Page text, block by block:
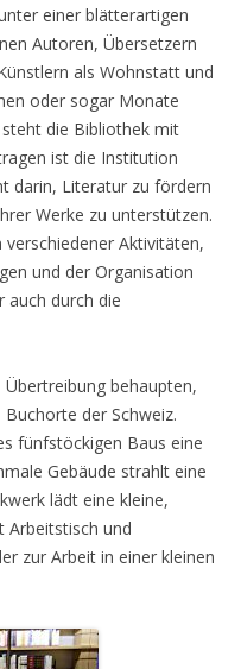
einer blätterartigen
Autoren, Übersetzern
als Wohnstatt und
oder sogar Monate
die Bibliothek mit
ist die Institution
darin, Literatur zu fördern
Werke zu unterstützen.
Aktivitäten,
und der Organisation
auch durch die
behaupten,
der Schweiz.
fünfstöckigen Baus eine
Gebäude strahlt eine
lädt eine kleine,
Arbeitstisch und
zur Arbeit in einer kleinen